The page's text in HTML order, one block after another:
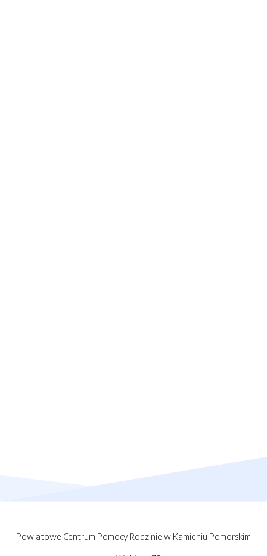
Powiatowe Centrum Pomocy Rodzinie w Kamieniu Pomorskim